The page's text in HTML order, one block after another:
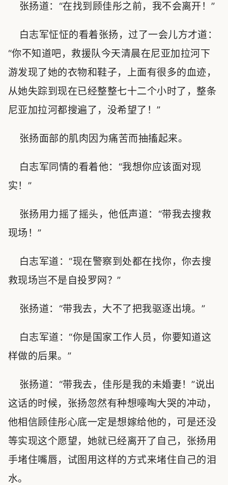
张扬道：“在找到顾佳彤之前，我不会离开！”
白志军怔怔的看着张扬，过了一会儿方才道：
“你不知道吧，救援队今天清晨在尼亚加拉河下
游发现了她的衣物和鞋子，上面有很多的血迹，
从她失踪到现在已经整整七十二个小时了，整条
尼亚加拉河都搜遍了，没希望了！”
张扬面部的肌肉因为痛苦而抽搐起来。
白志军同情的看着他：“我想你应该面对现
实！”
张扬用力摇了摇头，他低声道：“带我去搜救
现场！”
白志军道：“现在警察到处都在找你，你去搜
救现场岂不是自投罗网？”
张扬道：“带我去，大不了把我驱逐出境。”
白志军道：“你是国家工作人员，你要知道这
样做的后果。”
张扬道：“带我去，佳彤是我的未婚妻！”说出
这话的时候，张扬忽然有种想嚎啕大哭的冲动，
他相信顾佳彤心底一定是想嫁给他的，可是还没
等实现这个愿望，她就已经离开了自己，张扬用
手堵住嘴唇，试图用这样的方式来堵住自己的泪
水。